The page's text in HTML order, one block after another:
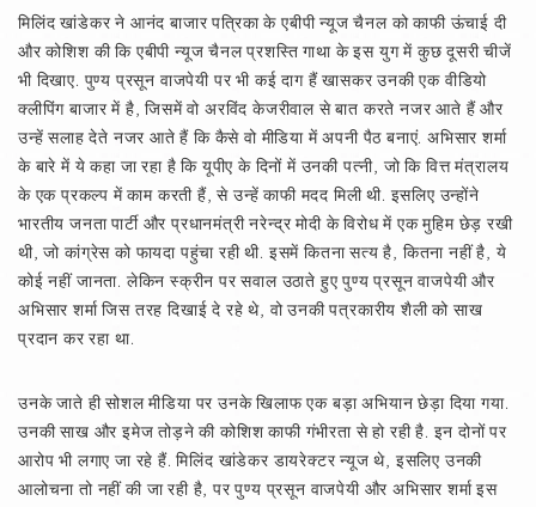
मिलिंद खांडेकर ने आनंद बाजार पत्रिका के एबीपी न्यूज चैनल को काफी ऊंचाई दी
और कोशिश की कि एबीपी न्यूज चैनल प्रशस्ति गाथा के इस युग में कुछ दूसरी चीजें
भी दिखाए. पुण्य प्रसून वाजपेयी पर भी कई दाग हैं खासकर उनकी एक वीडियो
क्लीपिंग बाजार में है, जिसमें वो अरविंद केजरीवाल से बात करते नजर आते हैं और
उन्हें सलाह देते नजर आते हैं कि कैसे वो मीडिया में अपनी पैठ बनाएं. अभिसार शर्मा
के बारे में ये कहा जा रहा है कि यूपीए के दिनों में उनकी पत्नी, जो कि वित्त मंत्रालय
के एक प्रकल्प में काम करती हैं, से उन्हें काफी मदद मिली थी. इसलिए उन्होंने
भारतीय जनता पार्टी और प्रधानमंत्री नरेन्द्र मोदी के विरोध में एक मुहिम छेड़ रखी
थी, जो कांग्रेस को फायदा पहुंचा रही थी. इसमें कितना सत्य है, कितना नहीं है, ये
कोई नहीं जानता. लेकिन स्क्रीन पर सवाल उठाते हुए पुण्य प्रसून वाजपेयी और
अभिसार शर्मा जिस तरह दिखाई दे रहे थे, वो उनकी पत्रकारीय शैली को साख
प्रदान कर रहा था.
उनके जाते ही सोशल मीडिया पर उनके खिलाफ एक बड़ा अभियान छेड़ा दिया गया.
उनकी साख और इमेज तोड़ने की कोशिश काफी गंभीरता से हो रही है. इन दोनों पर
आरोप भी लगाए जा रहे हैं. मिलिंद खांडेकर डायरेक्टर न्यूज थे, इसलिए उनकी
आलोचना तो नहीं की जा रही है, पर पुण्य प्रसून वाजपेयी और अभिसार शर्मा इस